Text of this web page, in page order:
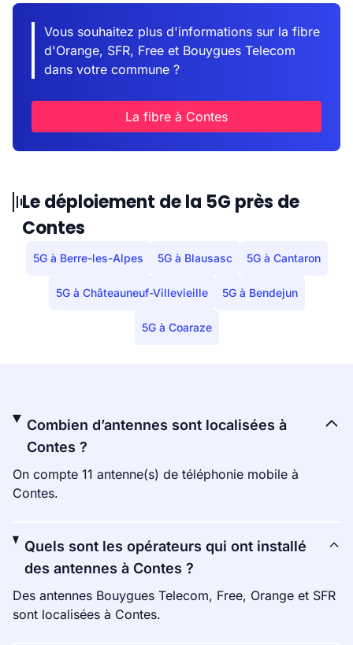
Vous souhaitez plus d'informations sur la fibre
d'Orange, SFR, Free et Bouygues Telecom
dans votre commune ?
La fibre à Contes
Le déploiement de la 5G près de
Contes
5G à Berre-les-Alpes 5G à Blausasc 5G à Cantaron
5G à Châteauneuf-Villevieille 5G à Bendejun
5G à Coaraze
Combien d’antennes sont localisées à
Contes ?
On compte 11 antenne(s) de téléphonie mobile à
Contes.
Quels sont les opérateurs qui ont installé
des antennes à Contes ?
Des antennes Bouygues Telecom, Free, Orange et SFR
sont localisées à Contes.